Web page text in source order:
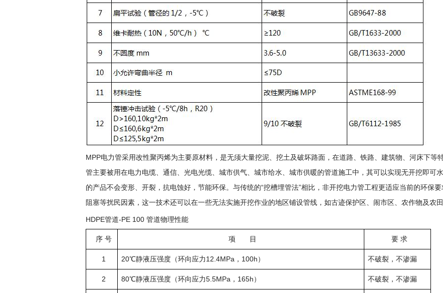
MPP电力管采用改性聚丙烯为主要原材料，是无须大量挖泥、挖土及破坏路面，在道路、铁路、建筑物、河床下等
管主要被用在电力电缆、通信、光电光缆、城市供气、城市给水、城市供暖的管道施工中，其可以实现无开挖即可
的产品不会变形、开裂，抗电蚀好，节能环保。与传统的“挖槽埋管法”相比，非开挖电力管工程更适应当前的环保
阻塞等扰民因素，这一技术还可以在一些无法实施开挖作业的地区铺设管线，如古迹保护区、闹市区、农作物及农
HDPE管道-PE 100 管道物理性能
序 号 项 目 要 求
1 20℃静液压强度（环向应力12.4MPa，100h） 不破裂，不渗漏
2 80℃静液压强度（环向应力5.5MPa，165h） 不破裂，不渗漏